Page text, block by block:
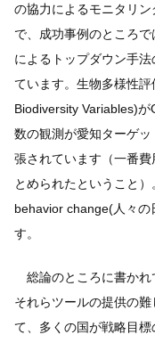
の協力によるモニタリ
で、成功事例のところ
によるトップダウン手
ています。生物多様性
Biodiversity Variables)
数の観測が愛知ターゲ
張されています（一番
とめられたということ）
behavior change(人々の
す。
総論のところに書かれ
それらツールの提供の
て、多くの国が戦略目